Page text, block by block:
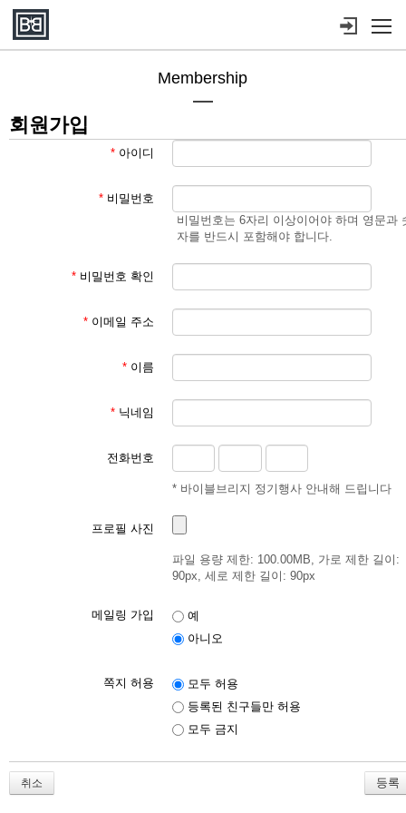
Membership
회원가입
* 아이디
* 비밀번호
비밀번호는 6자리 이상이어야 하며 영문과
자를 반드시 포함해야 합니다.
* 비밀번호 확인
* 이메일 주소
* 이름
* 닉네임
전화번호
* 바이블브리지 정기행사 안내해 드립니다
프로필 사진
파일 용량 제한: 100.00MB, 가로 제한 길이:
90px, 세로 제한 길이: 90px
메일링 가입
예
아니오
쪽지 허용
모두 허용
등록된 친구들만 허용
모두 금지
취소